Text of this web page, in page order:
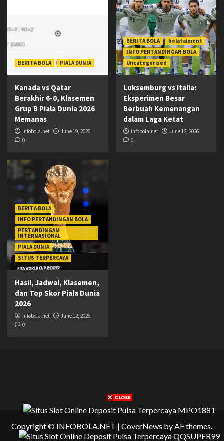
BERITA BOLA PIALA DUNIA
Kanada vs Qatar
Berakhir 6-0, Klasemen
Grup B Piala Dunia 2026
Memanas
infobola.net
June 19, 2026
0
BERITA BOLA
bolataiment
INFO PERTANDINGAN BOLA
Uncategorized
Luksemburg vs Italia:
Eksperimen Besar
Berbuah Kemenangan
dalam Laga Ketat
infobola.net
June 12, 2026
0
BERITA BOLA
INFO PERTANDINGAN BOLA
PERTANDINGAN
INTERNASIONAL
PIALA DUNIA
SITUS TERPERCAYA
Hasil, Jadwal, Klasemen,
dan Top Skor Piala Dunia
2026
infobola.net
June 12, 2026
0
Copyright © INFOBOLA.NET | CoverNews by AF themes.